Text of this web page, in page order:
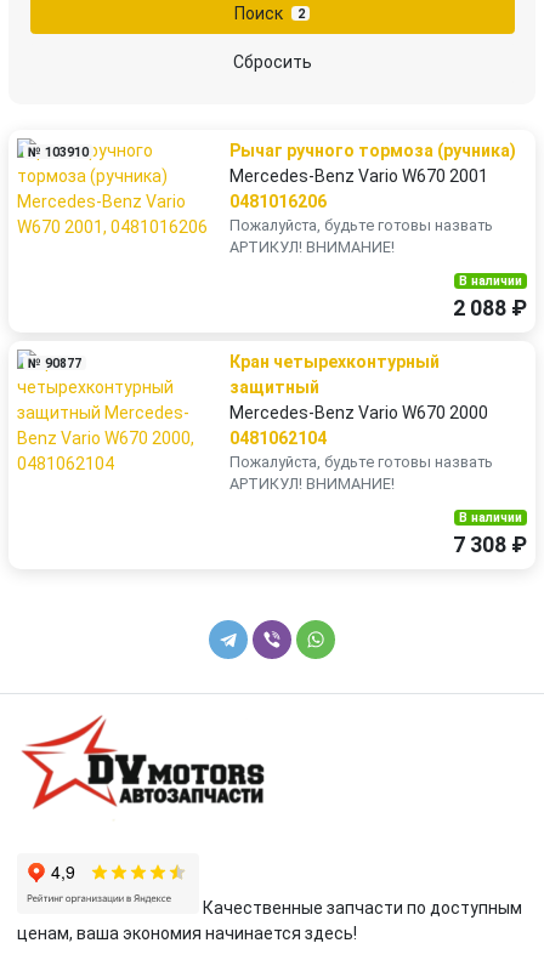
Поиск 2
Сбросить
№ 103910
Рычаг ручного тормоза (ручника)
Mercedes-Benz Vario W670 2001
0481016206
Пожалуйста, будьте готовы назвать
АРТИКУЛ! ВНИМАНИЕ!
В наличии
2 088 ₽
№ 90877
Кран четырехконтурный
защитный
Mercedes-Benz Vario W670 2000
0481062104
Пожалуйста, будьте готовы назвать
АРТИКУЛ! ВНИМАНИЕ!
В наличии
7 308 ₽
Качественные запчасти по доступным
ценам, ваша экономия начинается здесь!